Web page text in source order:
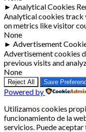
► Analytical Cookies
Analytical cookies track
on metrics like visitor
None
► Advertisement
Advertisement cookies
previous visits and
None
Reject All Save
Powered by
Utilizamos cookies
funcionamiento de la
servicios. Puede